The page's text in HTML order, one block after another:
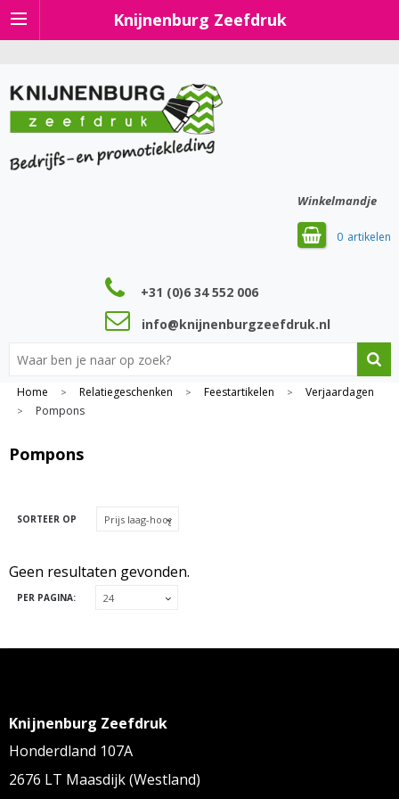
Knijnenburg Zeefdruk
Winkelmandje
0
+31 (0)6 34 552 006
info@knijnenburgzeefdruk.nl
Home > Relatiegeschenken > Feestartikelen > Verjaardagen
> Pompons
Pompons
SORTEER OP
Geen resultaten gevonden.
PER PAGINA:
Knijnenburg Zeefdruk
Honderdland 107A
2676 LT Maasdijk (Westland)